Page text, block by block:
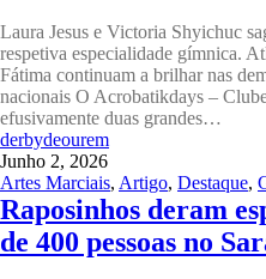
Laura Jesus e Victoria Shyichuc
respetiva especialidade gímnica.
Fátima continuam a brilhar nas
nacionais O Acrobatikdays –
efusivamente duas grandes…
derbydeourem
Junho 2, 2026
Artes Marciais, Artigo, Destaque,
Raposinhos deram
de 400 pessoas no